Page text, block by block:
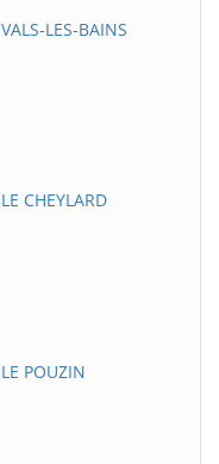
LES-BAINS
CHEYLARD
POUZIN